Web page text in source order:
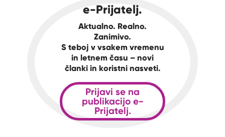
e-Prijatelj.
Aktualno. Realno.
Zanimivo.
S teboj v vsakem vremenu
in letnem času – novi
članki in koristni nasveti.
Prijavi se na
publikacijo e-
Prijatelj.